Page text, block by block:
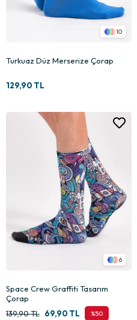
10
Turkuaz Düz Merserize Çorap
129,90 TL
6
Space Crew Graffiti Tasarım
Çorap
%50
69,90 TL
139,90 TL